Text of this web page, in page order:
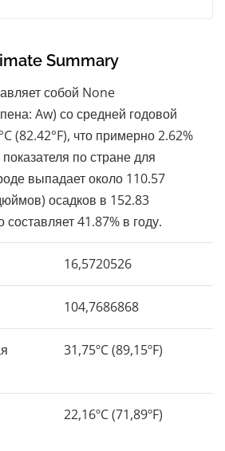
Summary
собой None
Aw) со средней годовой
(82.42°F), что примерно 2.62%
по стране для
выпадает около 110.57
осадков в 152.83
41.87% в году.
16,5720526
104,7686868
31,75ºC (89,15ºF)
22,16ºC (71,89ºF)